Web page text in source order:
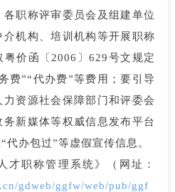
职称评审委员会及组建单位
机构、培训机构等开展职称
价函〔2006〕629号文规定
费”“代办费”等费用；要引导
资源社会保障部门和评委会
新媒体等权威信息发布平台
代办包过”等虚假宣传信息。
才职称管理系统》（网址：
gdweb/ggfw/web/pub/ggf